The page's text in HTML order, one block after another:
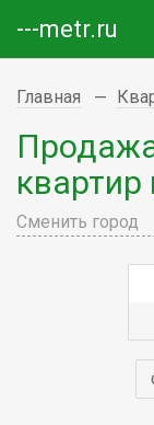
---metr.ru
Главная
Сменить город